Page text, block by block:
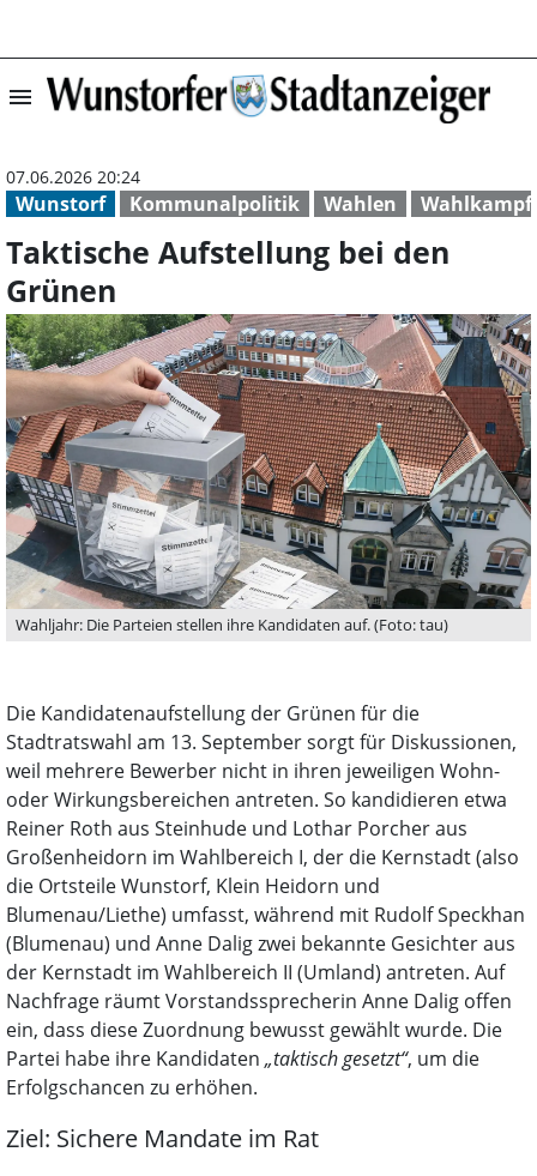
menu Taktische
Wunstorf Kommunalpolitik Wahlen Wahlkampf
07.06.2026 20:24
Taktische Aufstellung bei den
Grünen
Wahljahr: Die Parteien stellen ihre Kandidaten auf. (Foto: tau)
Die Kandidatenaufstellung der Grünen für die
Stadtratswahl am 13. September sorgt für Diskussionen,
weil mehrere Bewerber nicht in ihren jeweiligen Wohn-
oder Wirkungsbereichen antreten. So kandidieren etwa
Reiner Roth aus Steinhude und Lothar Porcher aus
Großenheidorn im Wahlbereich I, der die Kernstadt (also
die Ortsteile Wunstorf, Klein Heidorn und
Blumenau/Liethe) umfasst, während mit Rudolf Speckhan
(Blumenau) und Anne Dalig zwei bekannte Gesichter aus
der Kernstadt im Wahlbereich II (Umland) antreten. Auf
Nachfrage räumt Vorstandssprecherin Anne Dalig offen
ein, dass diese Zuordnung bewusst gewählt wurde. Die
Partei habe ihre Kandidaten „taktisch gesetzt“, um die
Erfolgschancen zu erhöhen.
Ziel: Sichere Mandate im Rat